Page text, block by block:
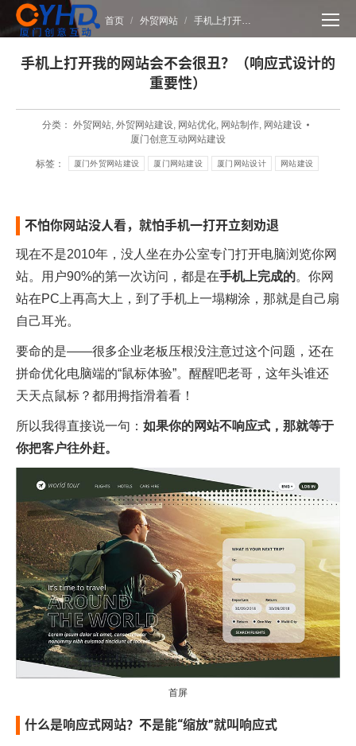
您在这里：
首页 外贸网站 手机上打开…
手机上打开我的网站会不会很丑？（响应式设计的
重要性）
分类： 外贸网站, 外贸网站建设, 网站优化, 网站制作, 网站建设
厦门创意互动网站建设
标签： 厦门外贸网站建设 厦门网站建设 厦门网站设计 网站建设
不怕你网站没人看，就怕手机一打开立刻劝退
现在不是2010年，没人坐在办公室专门打开电脑浏览你网
站。用户90%的第一次访问，都是在手机上完成的。你网
站在PC上再高大上，到了手机上一塌糊涂，那就是自己扇
自己耳光。
要命的是——很多企业老板压根没注意过这个问题，还在
拼命优化电脑端的“鼠标体验”。醒醒吧老哥，这年头谁还
天天点鼠标？都用拇指滑着看！
所以我得直接说一句： 如果你的网站不响应式，那就等于
你把客户往外赶。
首屏
什么是响应式网站？不是能“缩放”就叫响应式